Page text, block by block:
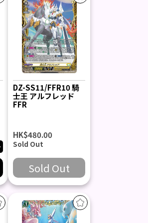
DZ-SS11/FFR10 騎
士王 アルフレッド
FFR
HK$480.00
Sold Out
Sold Out